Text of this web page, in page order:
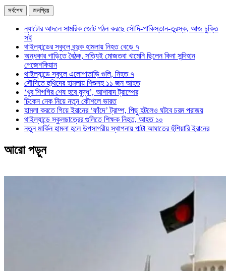
সর্বশেষ জনপ্রিয়
ন্যাটোর আদলে সামরিক জোট গঠন করছে সৌদি-পাকিস্তান-তুরস্ক, আজ চুক্তি
সই
থাইল্যান্ডের স্কুলে বন্দুক হামলায় নিহত বেড়ে ৭
অন্ধকার গাড়িতে বৈঠক, সত্যিই মোজতবা খামেনি ছিলেন কিনা সন্দিহান
পেজেশকিয়ান
থাইল্যান্ডে স্কুলে এলোপাতাড়ি গুলি, নিহত ৭
সৌদিতে হুথিদের হামলায় শিশুসহ ১১ জন আহত
‘খুব শিগগির শেষ হবে যুদ্ধ’, আশাবাদ ট্রাম্পের
চিকেন নেক নিয়ে নতুন কৌশলে ভারত
হামলা করতে গিয়ে ইরানের ‘ফাঁদে’ ট্রাম্প, পিছু হটলেও ঘটবে চরম পরাজয়
থাইল্যান্ডে স্কুলছাত্রের গুলিতে শিক্ষক নিহত, আহত ১০
নতুন মার্কিন হামলা হলে উপসাগরীয় স্থাপনায় পাল্টা আঘাতের হুঁশিয়ারি ইরানের
আরো পড়ুন